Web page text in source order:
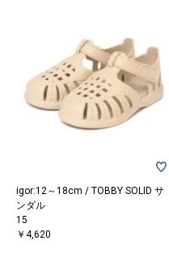
igor:12～18cm / TOBBY SOLID サ
ンダル
15
￥4,620